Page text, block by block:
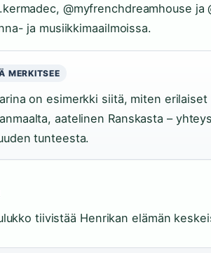
@myfrenchdreamhouse ja
ja musiikkimaailmoissa.
MERKITSEE
on esimerkki siitä, miten
aatelinen Ranskasta –
tunteesta.
tiivistää Henrikan elämän